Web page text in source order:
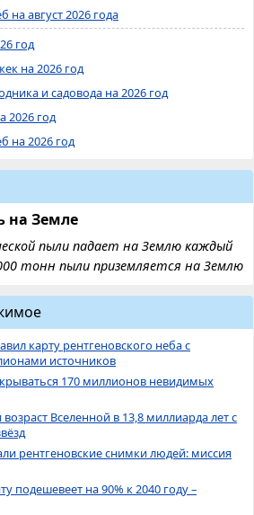
на август 2026 года
год
на 2026 год
и садовода на 2026 год
2026 год
на 2026 год
на Земле
пыли падает на Землю каждый
тонн пыли приземляется на Землю
карту рентгеновского неба с
источников
170 миллионов невидимых
Вселенной в 13,8 миллиарда лет с
рентгеновские снимки людей: миссия
подешевеет на 90% к 2040 году –